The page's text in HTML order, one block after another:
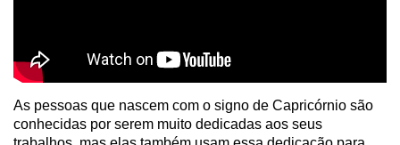
As pessoas que nascem com o signo de Capricórnio são
conhecidas por serem muito dedicadas aos seus